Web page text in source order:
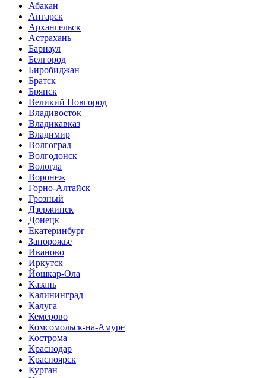
Абакан
Ангарск
Архангельск
Астрахань
Барнаул
Белгород
Биробиджан
Братск
Брянск
Великий Новгород
Владивосток
Владикавказ
Владимир
Волгоград
Волгодонск
Вологда
Воронеж
Горно-Алтайск
Грозный
Дзержинск
Донецк
Екатеринбург
Запорожье
Иваново
Иркутск
Йошкар-Ола
Казань
Калининград
Калуга
Кемерово
Комсомольск-на-Амуре
Кострома
Краснодар
Красноярск
Курган